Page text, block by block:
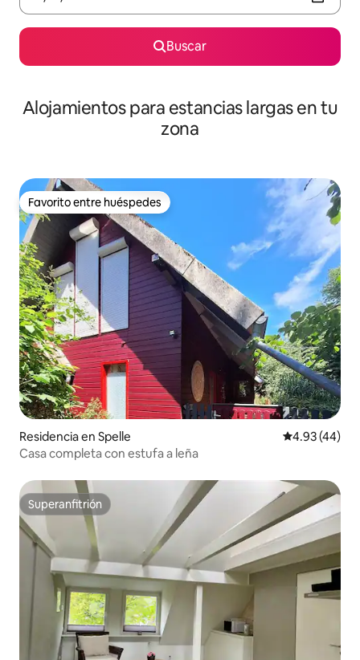
Buscar
Alojamientos para estancias largas en tu
zona
Favorito entre huéspedes
Favorito entre huéspedes
Residencia en Spelle Calificación
4.93 (44)
Casa completa con estufa a leña
Superanfitrión
Superanfitrión